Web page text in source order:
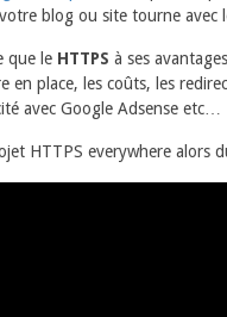
blog ou site tourne avec
que le HTTPS à ses
place, les coûts, les
avec Google Adsense etc…
HTTPS everywhere alors